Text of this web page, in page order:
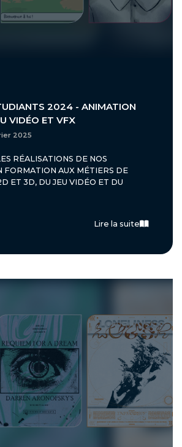
2024 - ANIMATION
VIDÉO ET VFX
2025
RÉALISATIONS DE NOS
FORMATION AUX MÉTIERS DE
ET 3D, DU JEU VIDÉO ET DU
Lire la suite